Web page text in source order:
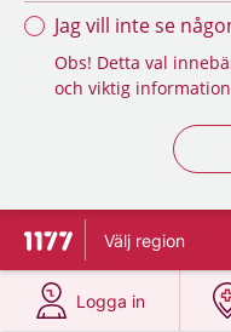
Jag vill inte se
Obs! Detta val
och viktig
Till startsidan för 1177
Välj region
Logga in
på 1177.se